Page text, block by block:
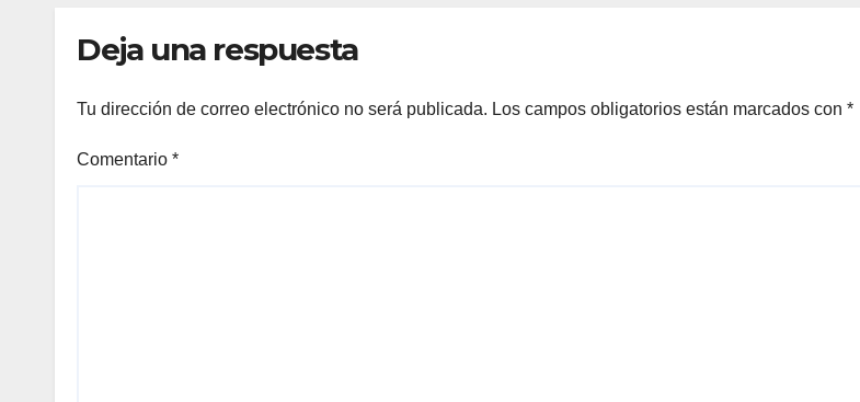
Deja una respuesta
Tu dirección de correo electrónico no será publicada. Los campos obligatorios están marcados con *
Comentario *